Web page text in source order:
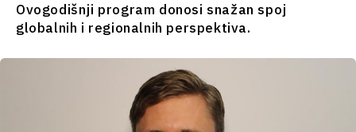
Trgovina
Analize
Ovogodišnji program donosi snažan spoj
globalnih i regionalnih perspektiva.